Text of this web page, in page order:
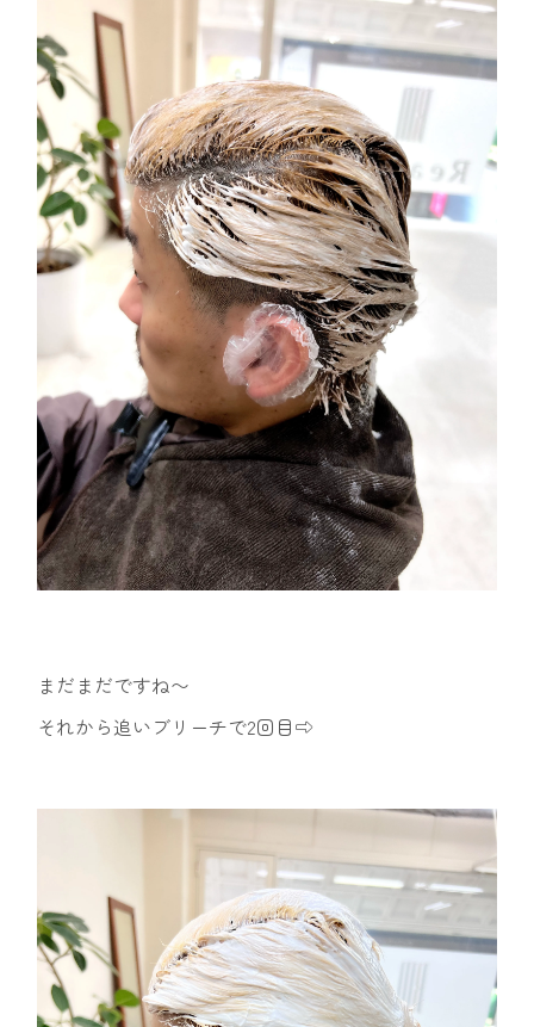
まだまだですね〜
それから追いブリーチで2回目⇨